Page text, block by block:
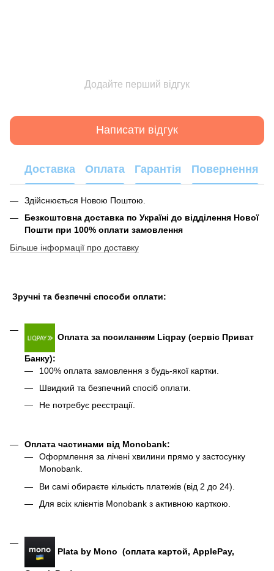
Додайте перший відгук
Написати відгук
Доставка Оплата Гарантія Повернення
Здійснюється Новою Поштою.
Безкоштовна доставка по Україні до відділення Нової
Пошти при 100% оплати замовлення
Більше інформації про доставку
Зручні та безпечні способи оплати:
Оплата за посиланням Liqpay (сервіс Приват
Банку):
100% оплата замовлення з будь-якої картки.
Швидкий та безпечний спосіб оплати.
Не потребує реєстрації.
Оплата частинами від Monobank:
Оформлення за лічені хвилини прямо у застосунку
Monobank.
Ви самі обираєте кількість платежів (від 2 до 24).
Для всіх клієнтів Monobank з активною карткою.
Plata by Mono (оплата картой, ApplePay,